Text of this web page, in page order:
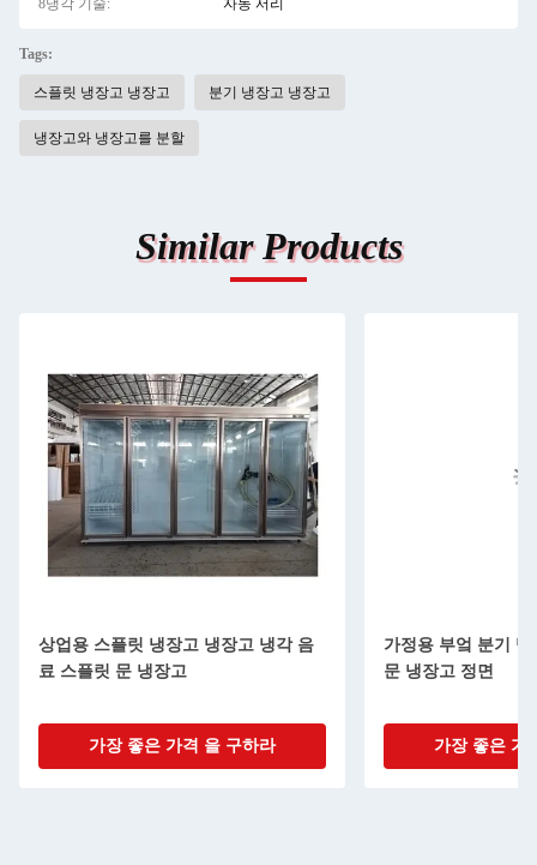
8냉각 기술: 자동 서리
Tags:
스플릿 냉장고 냉장고 분기 냉장고 냉장고
냉장고와 냉장고를 분할
Similar Products
상업용 스플릿 냉장고 냉장고 냉각 음
료 스플릿 문 냉장고
가장 좋은 가격 을 구하라
가정용 부엌 분기
문 냉장고 정면
가장 좋은 가